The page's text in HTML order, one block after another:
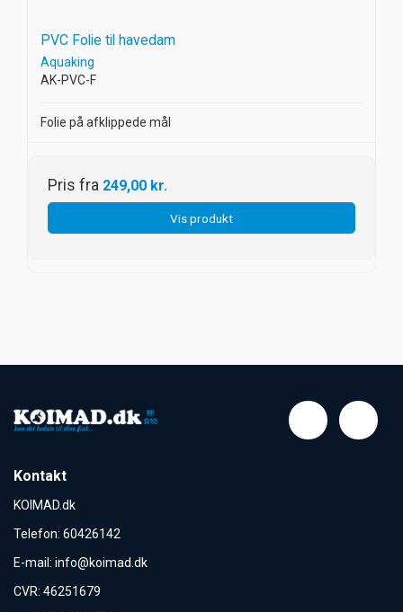
PVC Folie til havedam
Aquaking
AK-PVC-F
Folie på afklippede mål
Pris fra 249,00 kr.
Vis produkt
Kontakt
KOIMAD.dk
Telefon: 60426142
E-mail : info@koimad.dk
CVR: 46251679